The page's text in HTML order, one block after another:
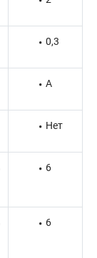
0,3
A
Нет
6
6